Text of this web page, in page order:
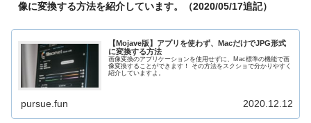
像に変換する方法を紹介しています。（2020/05/17追記）
【Mojave版】アプリを使わず、MacだけでJPG形式
に変換する方法
画像変換のアプリケーションを使用せずに、Mac標準の機能で画
像変換することができます！ その方法をスクショで分かりやすく
紹介していますよ。
pursue.fun 2020.12.12